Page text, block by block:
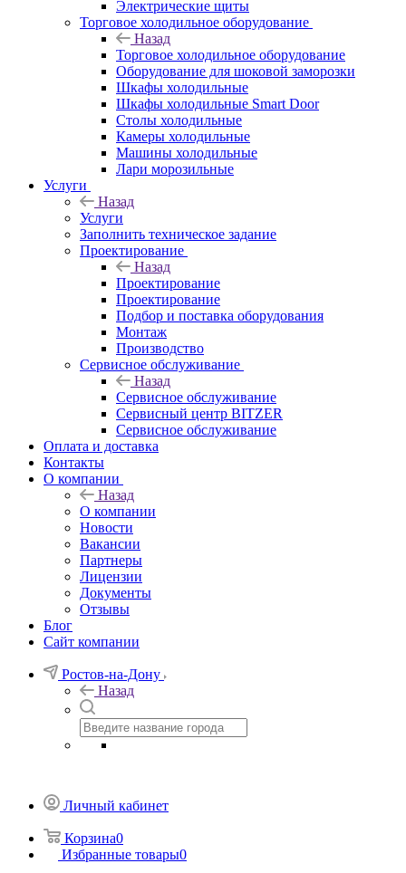
Электрические щиты
Торговое холодильное оборудование
Назад
Торговое холодильное оборудование
Оборудование для шоковой заморозки
Шкафы холодильные
Шкафы холодильные Smart Door
Столы холодильные
Камеры холодильные
Машины холодильные
Лари морозильные
Услуги
Назад
Услуги
Заполнить техническое задание
Проектирование
Назад
Проектирование
Проектирование
Подбор и поставка оборудования
Монтаж
Производство
Сервисное обслуживание
Назад
Сервисное обслуживание
Сервисный центр BITZER
Сервисное обслуживание
Оплата и доставка
Контакты
О компании
Назад
О компании
Новости
Вакансии
Партнеры
Лицензии
Документы
Отзывы
Блог
Сайт компании
Ростов-на-Дону
Назад
Личный кабинет
Корзина0
Избранные товары0